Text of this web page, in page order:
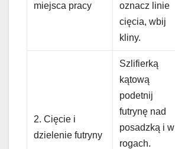
miejsca pracy
oznacz linie
cięcia, wbij
kliny.
2. Cięcie i
dzielenie futryny
Szlifierką
kątową
podetnij
futrynę nad
posadzką i w
rogach.